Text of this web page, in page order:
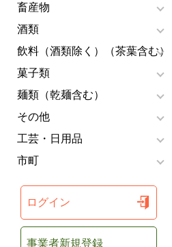
畜産物
酒類
飲料（酒類除く）（茶葉含む）
菓子類
麺類（乾麺含む）
その他
工芸・日用品
市町
ログイン
事業者新規登録